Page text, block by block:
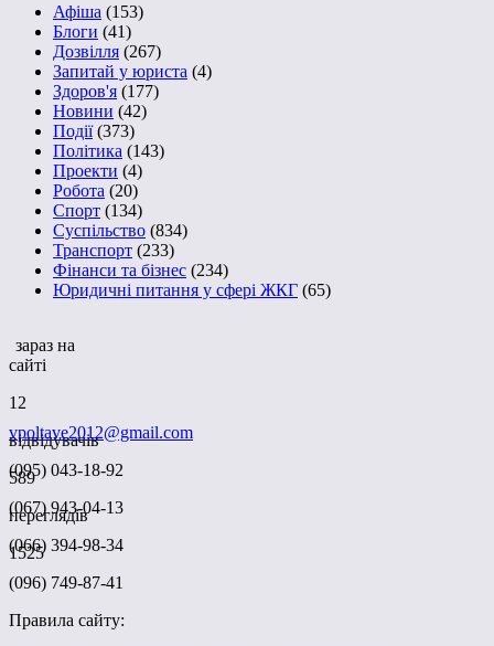
Афіша (153)
Блоги (41)
Дозвілля (267)
Запитай у юриста (4)
Здоров'я (177)
Новини (42)
Події(373)
Політика (143)
Проекти (4)
Робота (20)
Спорт (134)
Суспільство (834)
Транспорт (233)
Фінанси та бізнес (234)
Юридичні питання у сфері ЖКГ (65)
зараз на
сайті
12
відвідувачів
589
переглядів
1525
vpoltave2012@gmail.com
(095) 043-18-92
(067) 943-04-13
(066) 394-98-34
(096) 749-87-41
Правила сайту: